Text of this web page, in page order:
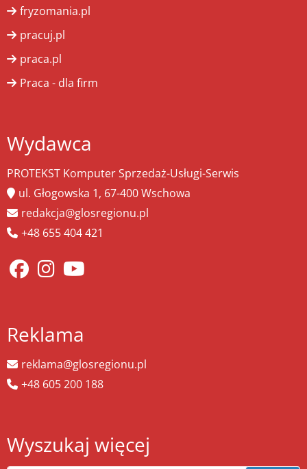
fryzomania.pl
pracuj.pl
praca.pl
Praca - dla firm
Wydawca
PROTEKST Komputer Sprzedaż-Usługi-Serwis
ul. Głogowska 1, 67-400 Wschowa
redakcja@glosregionu.pl
+48 655 404 421
Reklama
reklama@glosregionu.pl
+48 605 200 188
Wyszukaj więcej